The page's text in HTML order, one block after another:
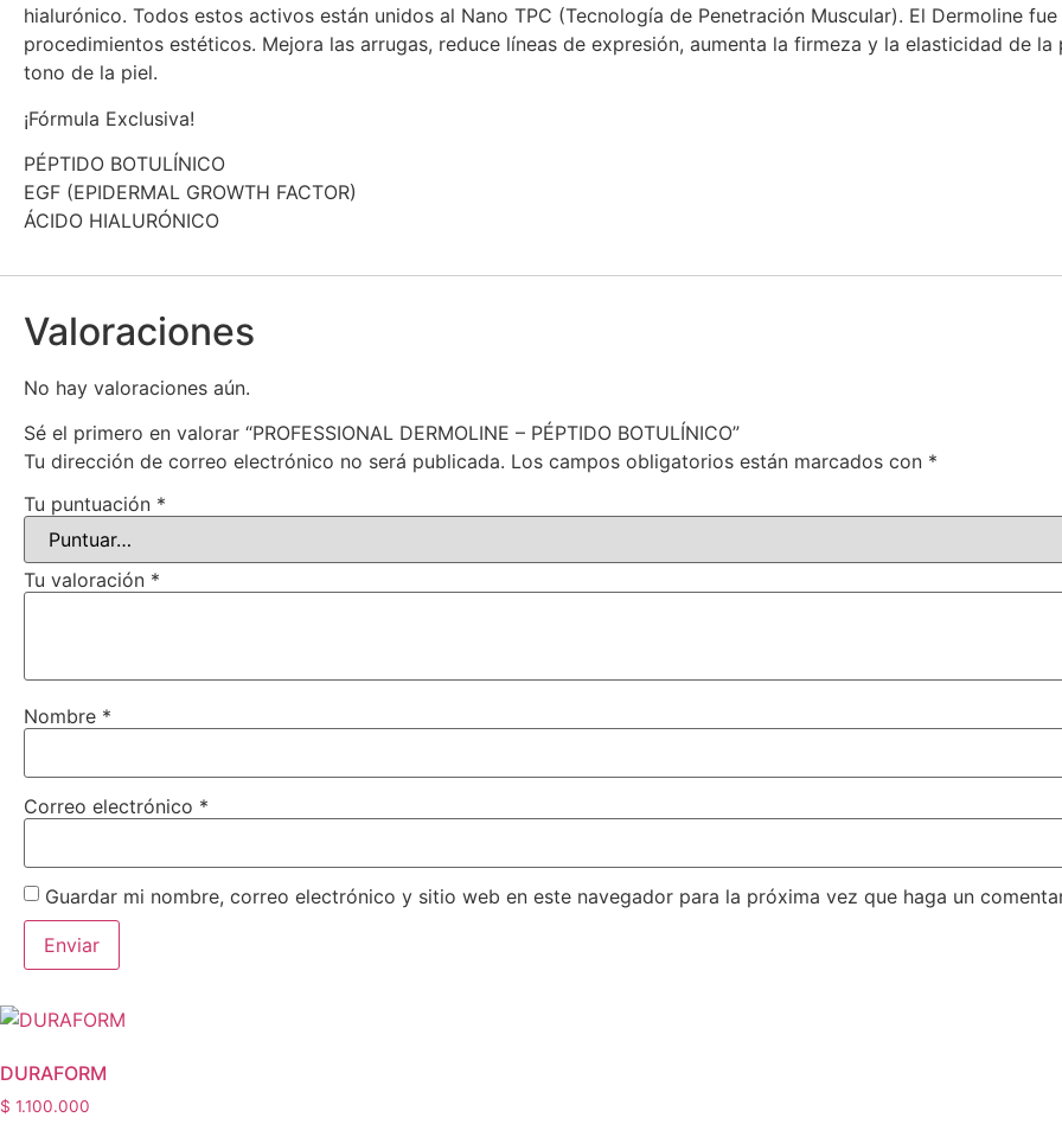
hialurónico. Todos estos activos están unidos al Nano TPC (Tecnología de Penetración Muscular). El Dermoline
procedimientos estéticos. Mejora las arrugas, reduce líneas de expresión, aumenta la firmeza y la elasticidad de
tono de la piel.
¡Fórmula Exclusiva!
PÉPTIDO BOTULÍNICO
EGF (EPIDERMAL GROWTH FACTOR)
ÁCIDO HIALURÓNICO
Valoraciones
No hay valoraciones aún.
Sé el primero en valorar “PROFESSIONAL DERMOLINE – PÉPTIDO BOTULÍNICO”
Tu dirección de correo electrónico no será publicada. Los campos obligatorios están marcados con *
Tu puntuación *
Tu valoración *
Nombre *
Correo electrónico *
Guardar mi nombre, correo electrónico y sitio web en este navegador para la próxima vez que haga un
DURAFORM
$ 1.100.000